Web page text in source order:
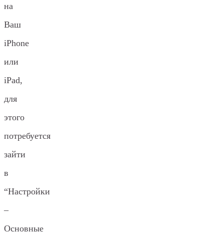
на
Ваш
iPhone
или
iPad,
для
этого
потребуется
зайти
в
“Настройки
–
Основные